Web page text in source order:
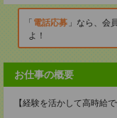
電話応募
なら、会
よ！
お仕事の概要
【経験を活かして高時給